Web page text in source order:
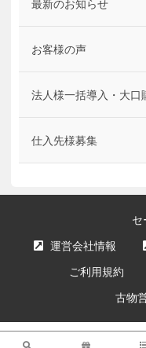
最新のお知らせ
お客様の声
法人様一括導入・大口
仕入先様募集
セ
運営会社情報
ご利用規約
古物